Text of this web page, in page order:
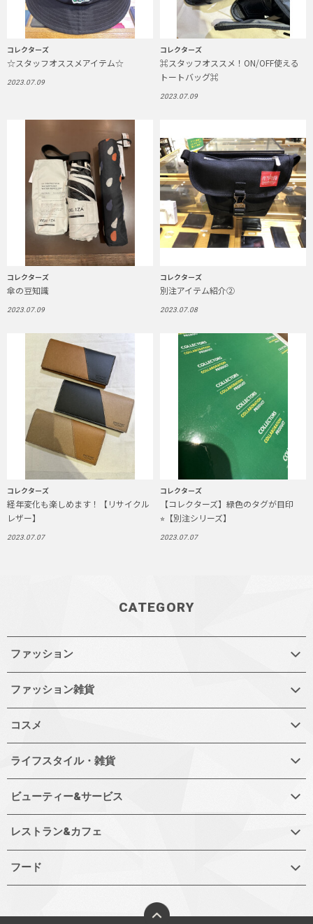
コレクターズ
☆スタッフオススメアイテム☆
2023.07.09
コレクターズ
⌘スタッフオススメ！ON/OFF使える
トートバッグ⌘
2023.07.09
コレクターズ
傘の豆知識
2023.07.09
コレクターズ
別注アイテム紹介②
2023.07.08
コレクターズ
経年変化も楽しめます！【リサイクル
レザー】
2023.07.07
コレクターズ
【コレクターズ】緑色のタグが目印
⭐︎【別注シリーズ】
2023.07.07
CATEGORY
ファッション
ファッション雑貨
コスメ
ライフスタイル・雑貨
ビューティー&サービス
レストラン&カフェ
フード